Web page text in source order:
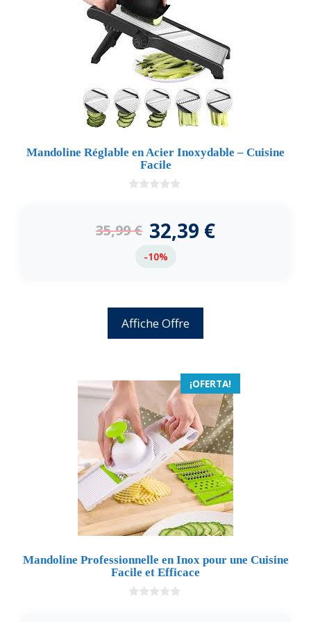
Mandoline Réglable en Acier Inoxydable – Cuisine
Facile
5
35,99€ 32,39 €
-10%
Affiche Offre
¡OFERTA!
Mandoline Professionnelle en Inox pour une Cuisine
Facile et Efficace